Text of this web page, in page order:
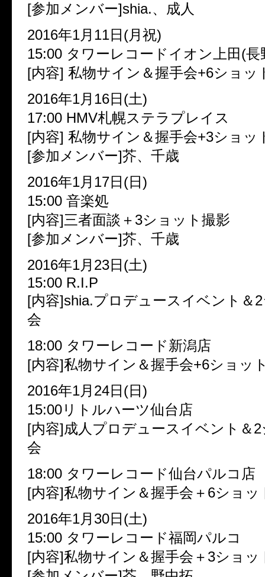
[参加メンバー]shia.、成人
2016年1月11日(月祝)
15:00 タワーレコードイオン上田(長
[内容] 私物サイン＆握手会+6ショッ
2016年1月16日(土)
17:00 HMV札幌ステラプレイス
[内容] 私物サイン＆握手会+3ショッ
[参加メンバー]芥、千歳
2016年1月17日(日)
15:00 音楽処
[内容]三者面談＋3ショット撮影
[参加メンバー]芥、千歳
2016年1月23日(土)
15:00 R.I.P
[内容]shia.プロデュースイベント＆
会
18:00 タワーレコード新潟店
[内容]私物サイン＆握手会+6ショッ
2016年1月24日(日)
15:00リトルハーツ仙台店
[内容]成人プロデュースイベント＆
会
18:00 タワーレコード仙台パルコ店
[内容]私物サイン＆握手会＋6ショッ
2016年1月30日(土)
15:00 タワーレコード福岡パルコ
[内容]私物サイン＆握手会＋3ショッ